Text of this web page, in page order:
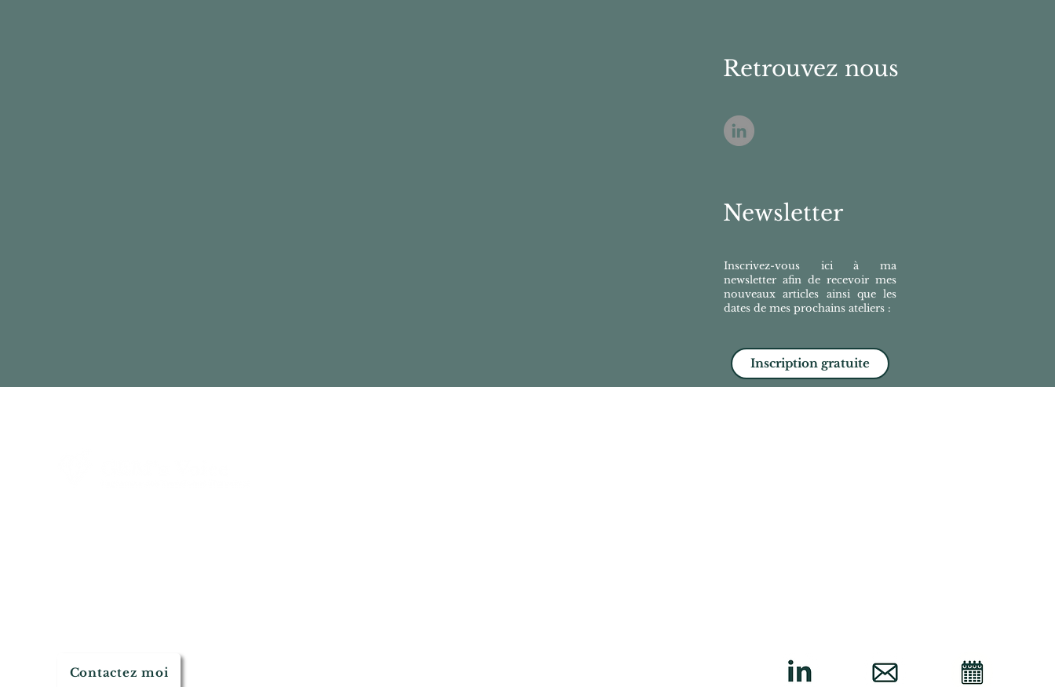
Retrouvez nous
Newsletter
Inscrivez-vous ici à ma
newsletter afin de recevoir mes
nouveaux articles ainsi que les
dates de mes prochains ateliers :
Inscription gratuite
Contactez moi